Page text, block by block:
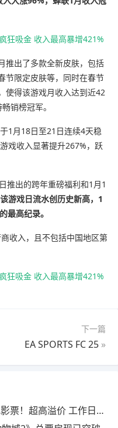
推出了多款全新皮肤，包括
节限定皮肤等，同时在春节
使得该游戏月收入达到近42
销榜冠军。
1月18日至21日连续4天稳
戏收入显著提升267%，跃
推出的跨年重磅福利和1月1
游戏日流水创历史新高，1
最高纪录。
收入，且不包括中国地区第
下一篇
EA SPORTS FC 25 »
超高溢价 工作日也满场